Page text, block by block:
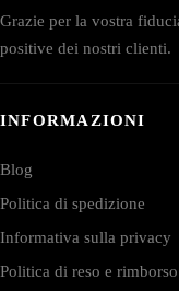
Grazie per la vostra
positive dei nostri clienti.
INFORMAZIONI
Blog
Politica di spedizione
Informativa sulla privacy
Politica di reso e rimborso